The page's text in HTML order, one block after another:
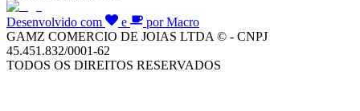
Desenvolvido com e
por Macro
GAMZ COMERCIO DE JOIAS LTDA © - CNPJ
45.451.832/0001-62
TODOS OS DIREITOS RESERVADOS